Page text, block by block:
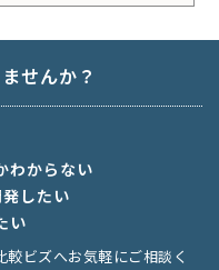
せんか？
わからない
したい
い
ビズへお気軽にご相談く